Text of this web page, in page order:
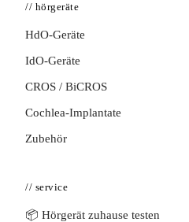
// hörgeräte
HdO-Geräte
IdO-Geräte
CROS / BiCROS
Cochlea-Implantate
Zubehör
// service
📦 Hörgerät zuhause testen